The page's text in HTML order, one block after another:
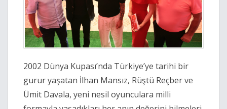
2002 Dünya Kupası’nda Türkiye’ye tarihi bir
gurur yaşatan İlhan Mansız, Rüştü Reçber ve
Ümit Davala, yeni nesil oyunculara milli